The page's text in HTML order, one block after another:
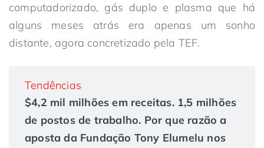
computadorizado, gás duplo e plasma que há
alguns meses atrás era apenas um sonho
distante, agora concretizado pela TEF.
Tendências
$4,2 mil milhões em receitas. 1,5 milhões
de postos de trabalho. Por que razão a
aposta da Fundação Tony Elumelu nos